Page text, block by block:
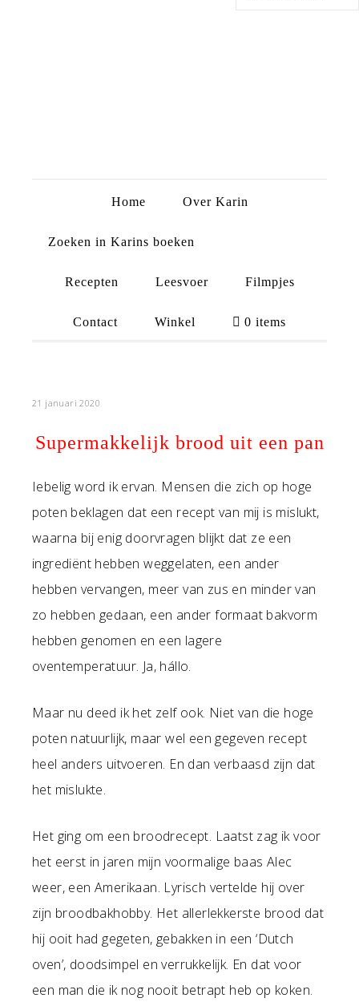
Home Over Karin
Zoeken in Karins boeken
Recepten Leesvoer Filmpjes
Contact Winkel 0 items
21 januari 2020
Supermakkelijk brood uit een pan
Iebelig word ik ervan. Mensen die zich op hoge
poten beklagen dat een recept van mij is mislukt,
waarna bij enig doorvragen blijkt dat ze een
ingrediënt hebben weggelaten, een ander
hebben vervangen, meer van zus en minder van
zo hebben gedaan, een ander formaat bakvorm
hebben genomen en een lagere
oventemperatuur. Ja, hállo.
Maar nu deed ik het zelf ook. Niet van die hoge
poten natuurlijk, maar wel een gegeven recept
heel anders uitvoeren. En dan verbaasd zijn dat
het mislukte.
Het ging om een broodrecept. Laatst zag ik voor
het eerst in jaren mijn voormalige baas Alec
weer, een Amerikaan. Lyrisch vertelde hij over
zijn broodbakhobby. Het allerlekkerste brood dat
hij ooit had gegeten, gebakken in een ‘Dutch
oven’, doodsimpel en verrukkelijk. En dat voor
een man die ik nog nooit betrapt heb op koken.